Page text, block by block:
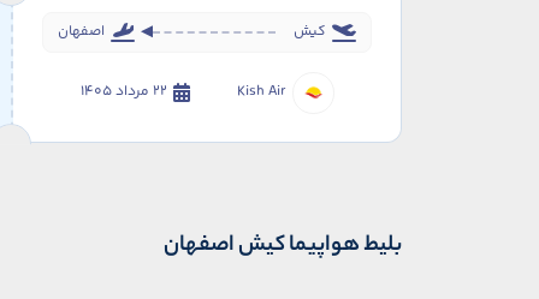
کیش اصفهان
Kish Air 22 مرداد 1405
بلیط هواپیما کیش اصفهان